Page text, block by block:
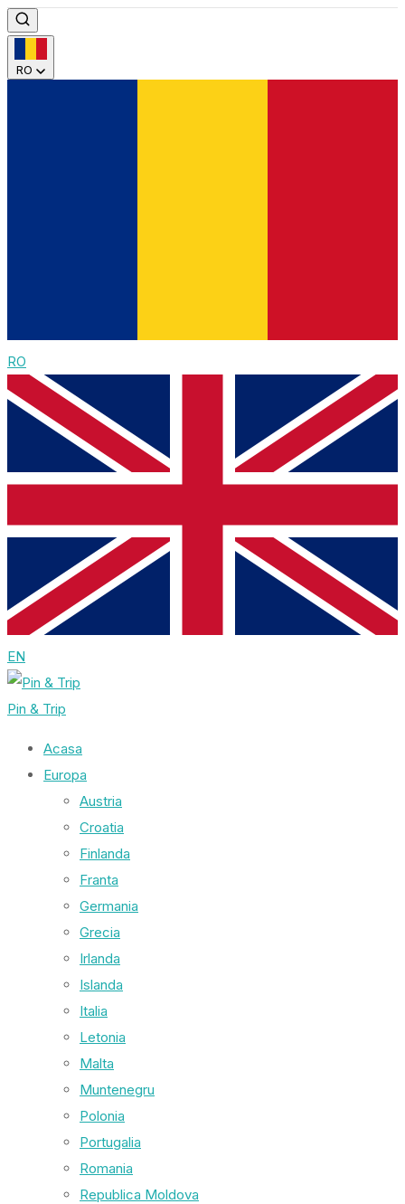
RO
RO
EN
Pin & Trip
Acasa
Europa
Austria
Croatia
Finlanda
Franta
Germania
Grecia
Irlanda
Islanda
Italia
Letonia
Malta
Muntenegru
Polonia
Portugalia
Romania
Republica Moldova